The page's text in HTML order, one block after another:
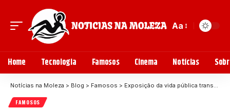
Aa
Home Tecnologia Famosos Cinema Notícias
Notícias na Moleza > Blog > Famosos > Exposição da vida pública transforma celebridades em pauta constante do noticiário
FAMOSOS